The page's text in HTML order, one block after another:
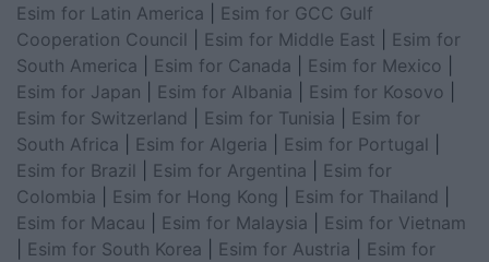
Esim for Latin America
Esim for GCC Gulf
Cooperation Council
Esim for Middle East
Esim for
South America
Esim for Canada Esim for Mexico
Esim for Japan
Esim for Albania Esim for Kosovo
Esim for Switzerland
Esim for Tunisia
Esim for
South Africa
Esim for Algeria Esim for Portugal
Esim for Brazil
Esim for Argentina
Esim for
Colombia
Esim for Hong Kong Esim for Thailand
Esim for Macau
Esim for Malaysia
Esim for Vietnam
Esim for South Korea Esim for Austria
Esim for